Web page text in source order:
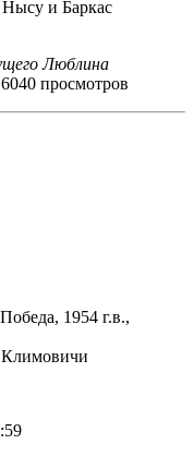
Нысу и Баркас
Люблина
просмотров
1954 г.в.,
Климовичи